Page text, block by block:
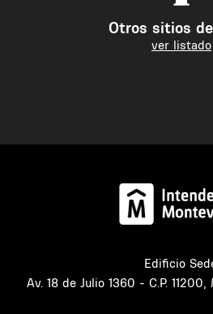
Otros sitios
ver listado
Edificio
Av. 18 de Julio 1360 - C.P.